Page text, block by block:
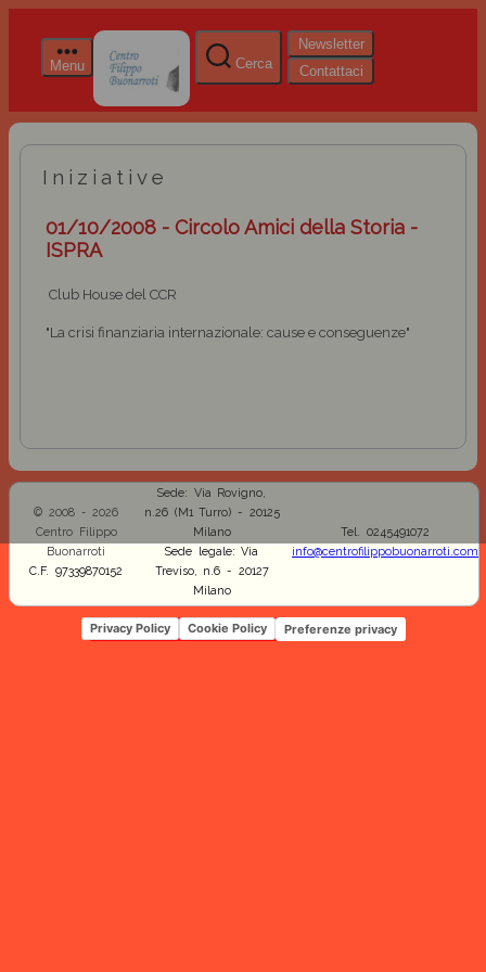
Menu Cerca
Newsletter
Contattaci
Iniziative
01/10/2008 - Circolo Amici della Storia -
ISPRA
Club House del CCR
"La crisi finanziaria internazionale: cause e conseguenze"
© 2008 - 2026
Centro Filippo
Buonarroti
C.F. 97339870152
Sede: Via Rovigno,
n.26 (M1 Turro) - 20125
Milano
Sede legale: Via
Treviso, n.6 - 20127
Milano
Tel. 0245491072
info@centrofilippobuonarroti.com
Privacy Policy Cookie Policy Preferenze privacy